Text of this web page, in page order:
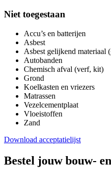
Niet toegestaan
Accu’s en batterijen
Asbest
Asbest gelijkend materiaal
Autobanden
Chemisch afval (verf, kit)
Grond
Koelkasten en vriezers
Matrassen
Vezelcementplaat
Vloeistoffen
Zand
Download acceptatielijst
Bestel jouw bouw-